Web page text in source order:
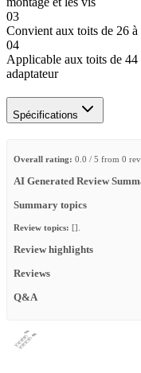
03
Convient aux toits de 26 à
04
Applicable aux toits de 44
adaptateur
Spécifications
Overall rating: 0.0 / 5 from 0
AI Generated Review
Summary topics
Review topics: [].
Review highlights
Reviews
Q&A